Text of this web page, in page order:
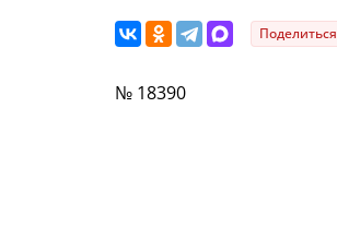
Поделиться
№ 18390